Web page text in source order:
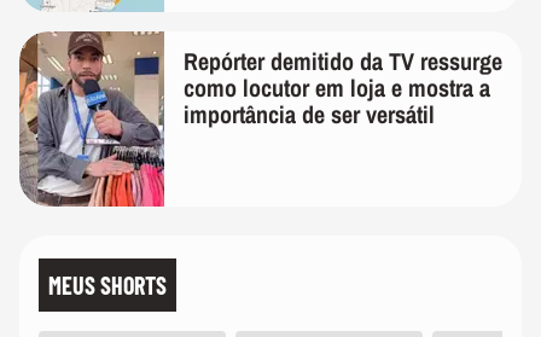
Repórter demitido da TV ressurge
como locutor em loja e mostra a
importância de ser versátil
MEUS SHORTS